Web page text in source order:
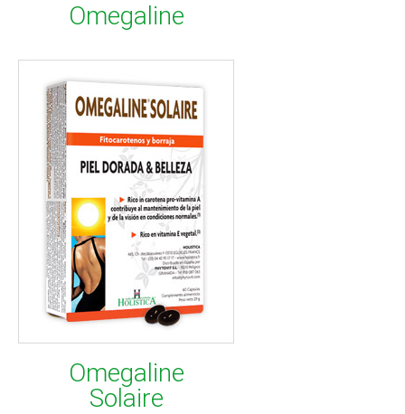
Omegaline
Omegaline
Solaire